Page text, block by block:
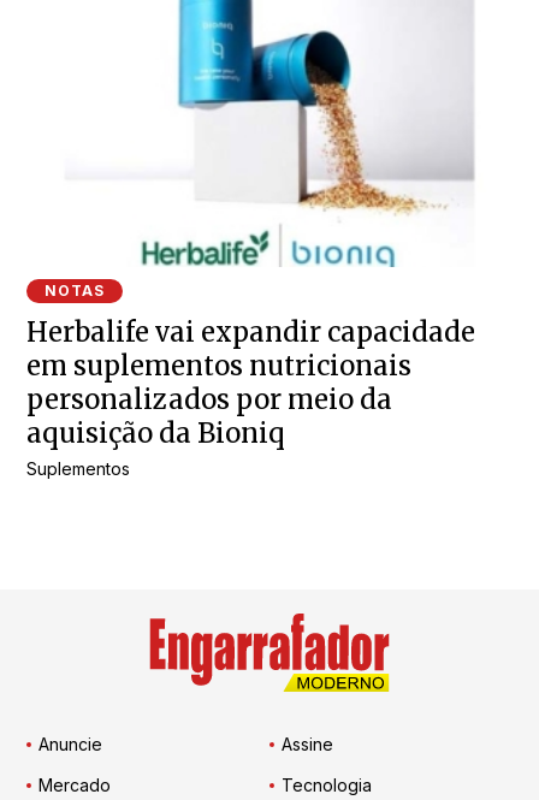
NOTAS
Herbalife vai expandir capacidade
em suplementos nutricionais
personalizados por meio da
aquisição da Bioniq
Suplementos
Anuncie
Assine
Mercado
Tecnologia